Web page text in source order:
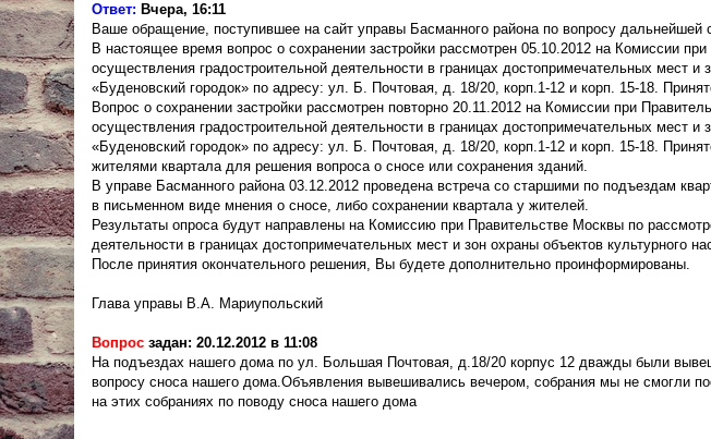
Ответ: Вчера, 16:11
Ваше обращение, поступившее на сайт управы Басманного района по вопросу дальнейшей
В настоящее время вопрос о сохранении застройки рассмотрен 05.10.2012 на Комиссии
осуществления градостроительной деятельности в границах достопримечательных мест и
«Буденовский городок» по адресу: ул. Б. Почтовая, д. 18/20, корп.1-12 и корп. 15-18.
Вопрос о сохранении застройки рассмотрен повторно 20.11.2012 на Комиссии при
осуществления градостроительной деятельности в границах достопримечательных мест и
«Буденовский городок» по адресу: ул. Б. Почтовая, д. 18/20, корп.1-12 и корп. 15-18.
жителями квартала для решения вопроса о сносе или сохранения зданий.
В управе Басманного района 03.12.2012 проведена встреча со старшими по подъездам
в письменном виде мнения о сносе, либо сохранении квартала у жителей.
Результаты опроса будут направлены на Комиссию при Правительстве Москвы по
деятельности в границах достопримечательных мест и зон охраны объектов культурного
После принятия окончательного решения, Вы будете дополнительно проинформированы.
Глава управы В.А. Мариупольский
Вопрос задан: 20.12.2012 в 11:08
На подъездах нашего дома по ул. Большая Почтовая, д.18/20 корпус 12 дважды были
вопросу сноса нашего дома.Объявления вывешивались вечером, собрания мы не смогли
на этих собраниях по поводу сноса нашего дома